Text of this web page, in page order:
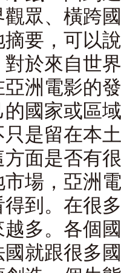
眾、橫跨
要，可以
於來自世
洲電影的
國家或區
是留在本
面是否有
場，亞洲
到。在很
多。各個
就跟很多